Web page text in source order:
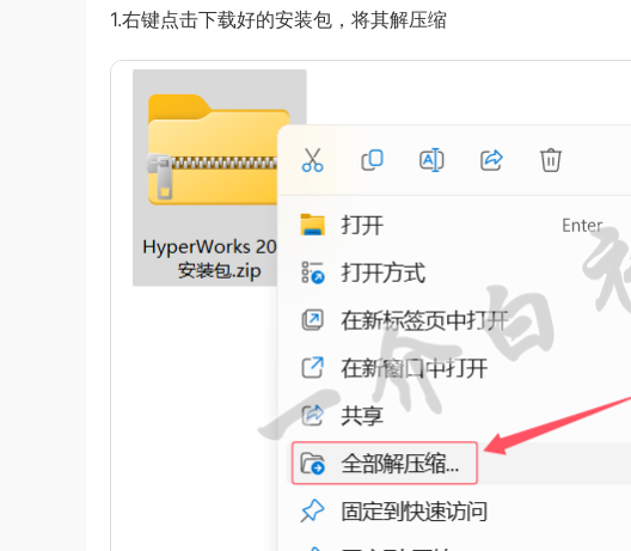
1.右键点击下载好的安装包，将其解压缩